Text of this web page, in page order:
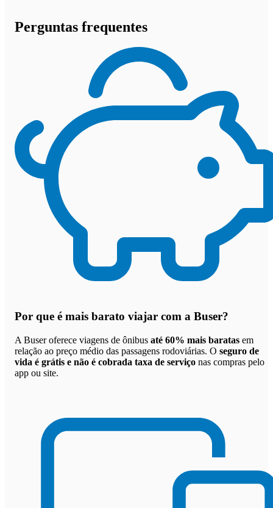
Perguntas frequentes
Por que é mais barato viajar com a Buser?
A Buser oferece viagens de ônibus até 60% mais baratas em
relação ao preço médio das passagens rodoviárias. O seguro de
vida é grátis e não é cobrada taxa de serviço nas compras pelo
app ou site.